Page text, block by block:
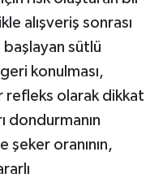
alışveriş sonrası
sütlü
konulması,
refleks olarak dikkat
dondurmanın
şeker oranının,